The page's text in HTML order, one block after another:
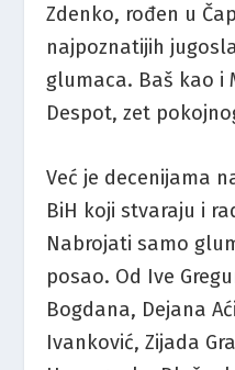
Zdenko, rođen u
najpoznatijih
glumaca. Baš kao i
Despot, zet
Već je decenijama
BiH koji stvaraju i
Nabrojati samo
posao. Od Ive
Bogdana, Dejana
Ivanković, Zijada